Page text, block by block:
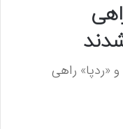
«ردپا» راهی